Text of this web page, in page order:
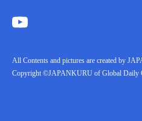
All Contents and pictures are created by
Copyright ©JAPANKURU of Global Daily